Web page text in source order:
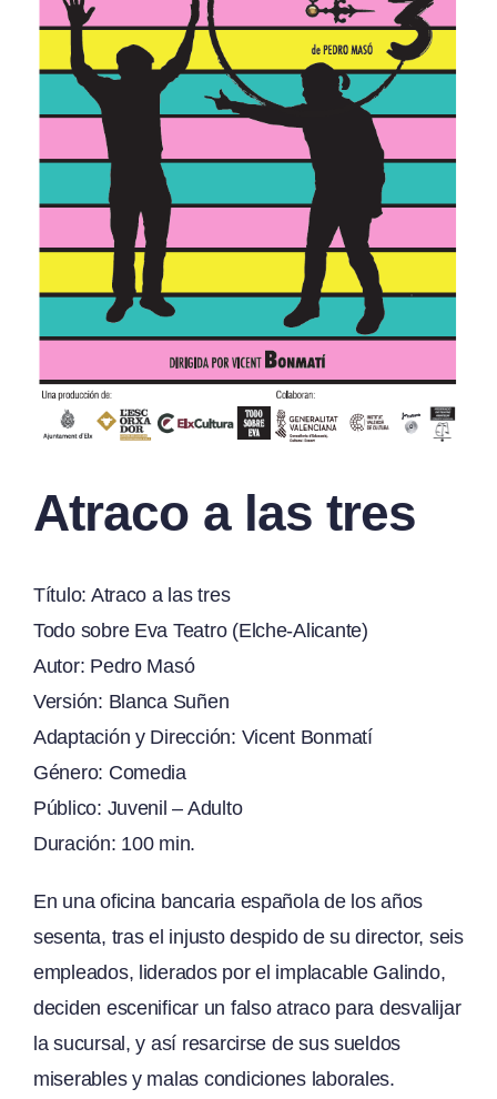
Atraco a las tres
Título: Atraco a las tres
Todo sobre Eva Teatro (Elche-Alicante)
Autor: Pedro Masó
Versión: Blanca Suñen
Adaptación y Dirección: Vicent Bonmatí
Género: Comedia
Público: Juvenil – Adulto
Duración: 100 min.
En una oficina bancaria española de los años
sesenta, tras el injusto despido de su director, seis
empleados, liderados por el implacable Galindo,
deciden escenificar un falso atraco para desvalijar
la sucursal, y así resarcirse de sus sueldos
miserables y malas condiciones laborales.